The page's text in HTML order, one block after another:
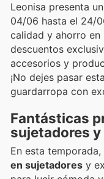
Leonisa presenta
04/06 hasta el 24/
calidad y ahorro en
descuentos
accesorios y
¡No dejes pasar
guardarropa con
Fantásticas
sujetadores
En esta
en sujetadores y